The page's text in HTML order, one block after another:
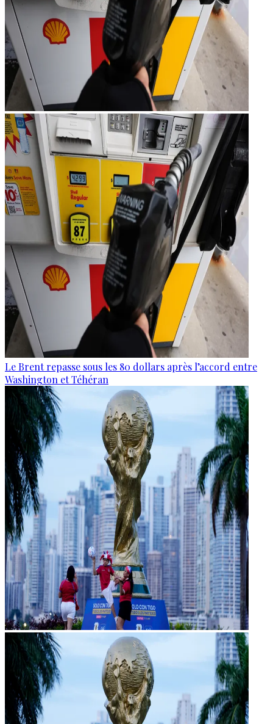
Le Brent repasse sous les 80 dollars après l’accord entre
Washington et Téhéran